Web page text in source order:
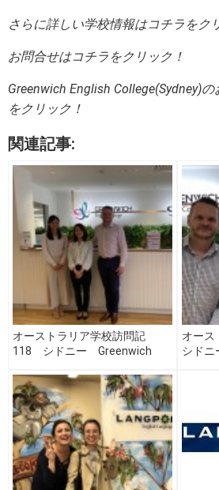
さらに詳しい学校情報はコチラをク
お問合せはコチラをクリック！
Greenwich English College(Sydney)
をクリック！
関連記事:
オーストラリア学校訪問記
118 シドニー Greenwich
オー
シド